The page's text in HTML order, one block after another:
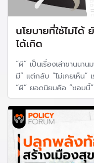
นโยบายที่ใช้ไม่ไ
ได้เกิด
“ผี” เป็นเรื่องเล่าขานนา
มี” แต่กลับ “ไม่เคยเห็น”
“ผี” ยอดนิยมคือ “ซอมบี้
ในแทบทุกบริบท ไม่เว้นแ